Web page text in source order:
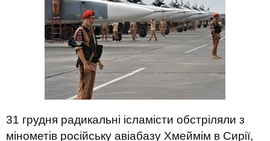
31 грудня радикальні ісламісти обстріляли з
мінометів російську авіабазу Хмеймім в Сирії,